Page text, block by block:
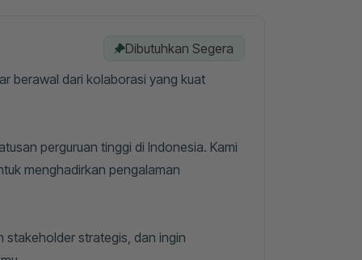
Dibutuhkan Segera
berawal dari kolaborasi yang kuat
perguruan tinggi di Indonesia. Kami
menghadirkan pengalaman
stakeholder strategis, dan ingin